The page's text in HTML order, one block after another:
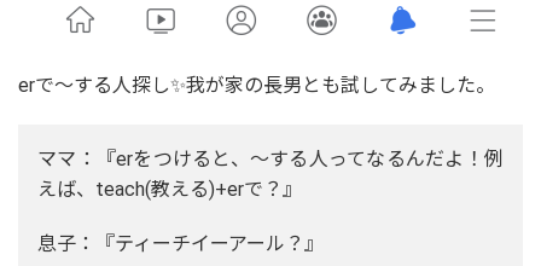
erで〜する人探し✨我が家の長男とも試してみました。
ママ：『erをつけると、～する人ってなるんだよ！例
えば、teach(教える)+erで？』
息子：『ティーチイーアール？』